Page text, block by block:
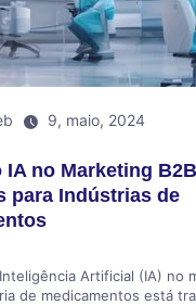
9, maio, 2024
IA no Marketing
para Indústrias de
Artificial (IA) no
de medicamentos está